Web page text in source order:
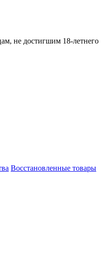
не достигшим 18-летнего
Восстановленные товары